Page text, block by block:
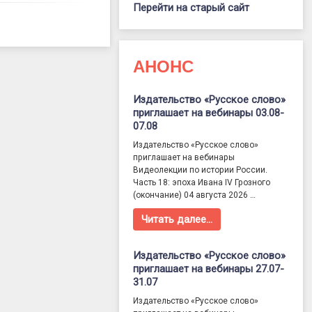
Перейти на старый сайт
АНОНС
Издательство «Русское слово»
приглашает на вебинары 03.08-
07.08
Издательство «Русское слово»
приглашает на вебинары
Видеолекции по истории России.
Часть 18: эпоха Ивана IV Грозного
(окончание) 04 августа 2026 …
Читать далее…
Издательство «Русское слово»
приглашает на вебинары 27.07-
31.07
Издательство «Русское слово»